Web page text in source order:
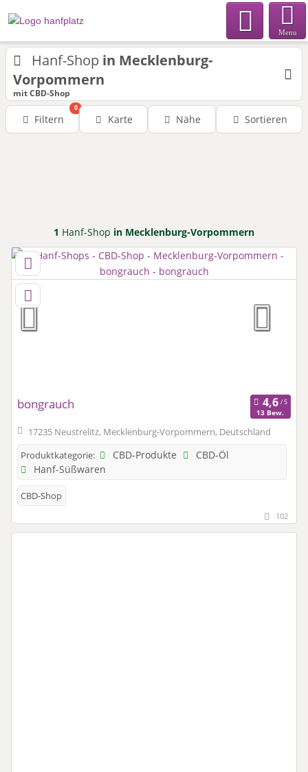
Menu
Hanf-Shop in Mecklenburg-
Vorpommern
mit CBD-Shop
Filtern
0
Karte Nähe Sortieren
1 Hanf-Shop in Mecklenburg-Vorpommern
bongrauch
13 Bew.
17235 Neustrelitz, Mecklenburg-Vorpommern, Deutschland
Produktkategorie:
CBD-Produkte
CBD-Öl
Hanf-Süßwaren
CBD-Shop
102